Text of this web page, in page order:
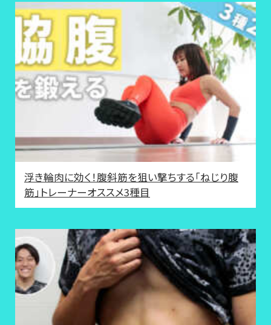
浮き輪肉に効く！腹斜筋を狙い撃ちする「ねじり腹
筋」トレーナーオススメ3種目